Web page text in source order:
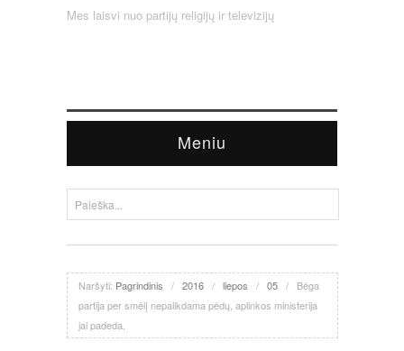
Mes laisvi nuo partijų religijų ir televizijų
Meniu
Naršyti: Pagrindinis / 2016 / liepos / 05 /
Bėga
partija per smėlį nepalikdama pėdų, aplinkos ministerija
jai padeda.